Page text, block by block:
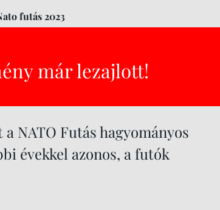
futás 2023
már lezajlott!
NATO Futás hagyományos
évekkel azonos, a futók